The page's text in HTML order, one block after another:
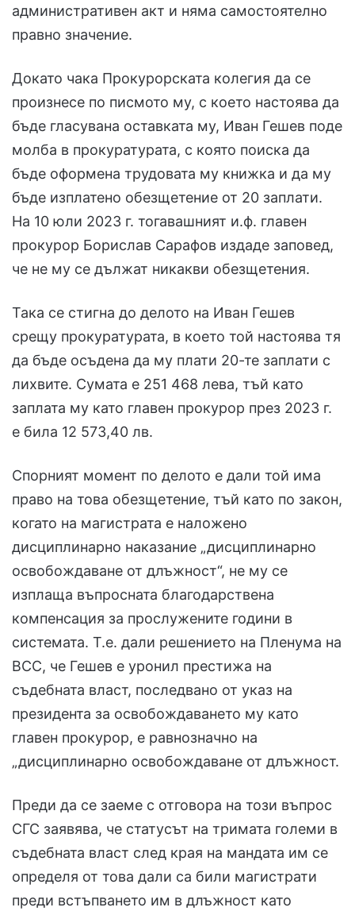
административен акт и няма самостоятелно
правно значение.
Докато чака Прокурорската колегия да се
произнесе по писмото му, с което настоява да
бъде гласувана оставката му, Иван Гешев поде
молба в прокуратурата, с която поиска да
бъде оформена трудовата му книжка и да му
бъде изплатено обезщетение от 20 заплати.
На 10 юли 2023 г. тогавашният и.ф. главен
прокурор Борислав Сарафов издаде заповед,
че не му се дължат никакви обезщетения.
Така се стигна до делото на Иван Гешев
срещу прокуратурата, в което той настоява тя
да бъде осъдена да му плати 20-те заплати с
лихвите. Сумата е 251 468 лева, тъй като
заплата му като главен прокурор през 2023 г.
е била 12 573,40 лв.
Спорният момент по делото е дали той има
право на това обезщетение, тъй като по закон,
когато на магистрата е наложено
дисциплинарно наказание „дисциплинарно
освобождаване от длъжност“, не му се
изплаща въпросната благодарствена
компенсация за прослужените години в
системата. Т.е. дали решението на Пленума на
ВСС, че Гешев е уронил престижа на
съдебната власт, последвано от указ на
президента за освобождаването му като
главен прокурор, е равнозначно на
„дисциплинарно освобождаване от длъжност.
Преди да се заеме с отговора на този въпрос
СГС заявява, че статусът на тримата големи в
съдебната власт след края на мандата им се
определя от това дали са били магистрати
преди встъпването им в длъжност като